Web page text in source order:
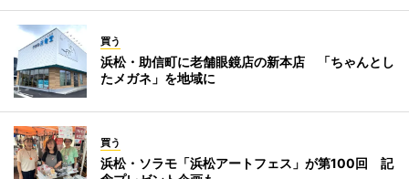
買う
浜松・助信町に老舗眼鏡店の新本店 「ちゃんとし
たメガネ」を地域に
買う
浜松・ソラモ「浜松アートフェス」が第100回 記